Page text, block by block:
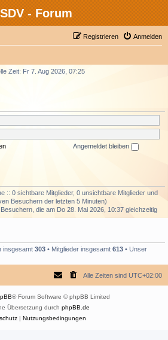
- Forum
Anmelden
Registrieren
Zeit: Fr 7. Aug 2026, 07:25
Angemeldet bleiben
:: 0 sichtbare Mitglieder, 0 unsichtbare Mitglieder und
Besuchern der letzten 5 Minuten)
Besuchern, die am Do 28. Mai 2026, 10:37 gleichzeitig
insgesamt 303 • Mitglieder insgesamt 613 • Unser
Alle Zeiten sind UTC+02:00
® Forum Software © phpBB Limited
Übersetzung durch phpBB.de
| Nutzungsbedingungen